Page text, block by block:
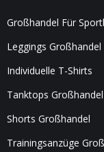
Großhandel Für
Leggings Großhandel
Individuelle T-Shirts
Tanktops Großhandel
Shorts Großhandel
Trainingsanzüge